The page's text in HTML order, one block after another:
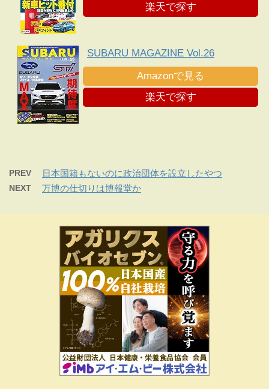
楽天で探す
SUBARU MAGAZINE Vol.26
Amazonで見る
楽天で探す
PREV 日本国籍もないのに政治団体を設立したやつ
NEXT 万博の仕切りは博報堂か